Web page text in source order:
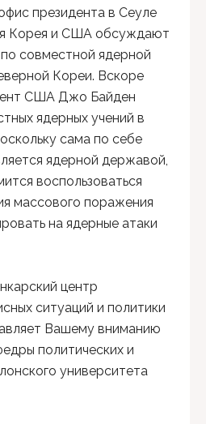
президента в Сеуле
Корея и США обсуждают
совместной ядерной
Кореи. Вскоре
США Джо Байден
ядерных учений в
сама по себе
ядерной державой,
воспользоваться
массового поражения
на ядерные атаки
центр
ситуаций и политики
Вашему вниманию
политических и
университета